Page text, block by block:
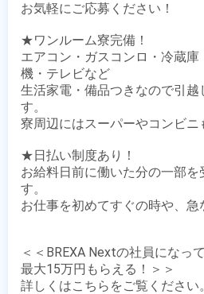
お気軽にご応募ください！
★ワンルーム寮完備！
エアコン・ガスコンロ・冷蔵
機・テレビなど
生活家電・備品つきなので引越
す。
寮周辺にはスーパーやコンビニ
★日払い制度あり！
お給料日前に働いた分の一部
す。
お仕事を初めてすぐの時や、
＜＜BREXA Nextの社員になっ
最大15万円もらえる！＞＞
詳しくはこちらをご覧ください。